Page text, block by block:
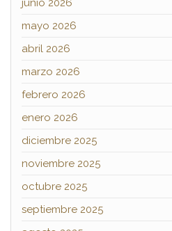
junio 2026
mayo 2026
abril 2026
marzo 2026
febrero 2026
enero 2026
diciembre 2025
noviembre 2025
octubre 2025
septiembre 2025